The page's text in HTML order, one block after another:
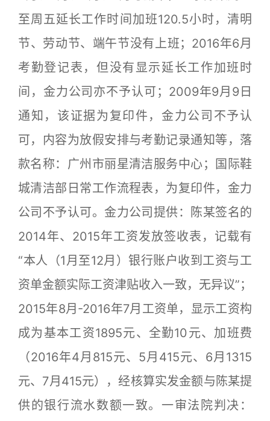
至周五延长工作时间加班120.5小时，清明
节、劳动节、端午节没有上班；2016年6月
考勤登记表，但没有显示延长工作加班时
间，金力公司亦不予认可；2009年9月9日
通知，该证据为复印件，金力公司不予认
可，内容为放假安排与考勤记录通知等，落
款名称：广州市丽星清洁服务中心；国际鞋
城清洁部日常工作流程表，为复印件，金力
公司不予认可。金力公司提供：陈某签名的
2014年、2015年工资发放签收表，记载有
“本人（1月至12月）银行账户收到工资与工
资单金额实际工资津贴收入一致，无异议”；
2015年8月-2016年7月工资单，显示工资构
成为基本工资1895元、全勤10元、加班费
（2016年4月815元、5月415元、6月1315
元、7月415元），经核算实发金额与陈某提
供的银行流水数额一致。一审法院判决：